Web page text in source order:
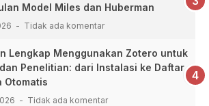
Model Miles dan Huberman
Tidak ada komentar
Lengkap Menggunakan Zotero untuk
Penelitian: dari Instalasi ke Daftar
Otomatis
Tidak ada komentar